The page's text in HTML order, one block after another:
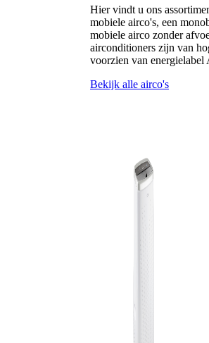
Hier vindt u ons
mobiele airco's, een
mobiele airco zonder
airconditioners zijn van
voorzien van energielabel
Bekijk alle airco's